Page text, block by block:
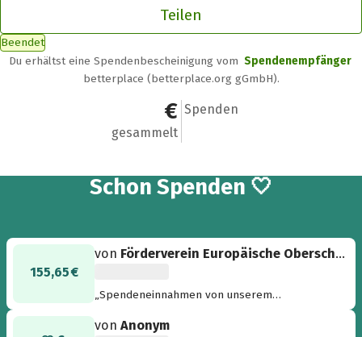
Teilen
Beendet
Du erhältst eine Spendenbescheinigung vom Spendenempfänger
betterplace (betterplace.org gGmbH).
59.287,65 €
gesammelt
324
Spenden
Schon 324
Spenden 🤍
155,65 €
von Förderverein Europäische Oberschule H.
„Spendeneinnahmen von unserem
vonAnonym